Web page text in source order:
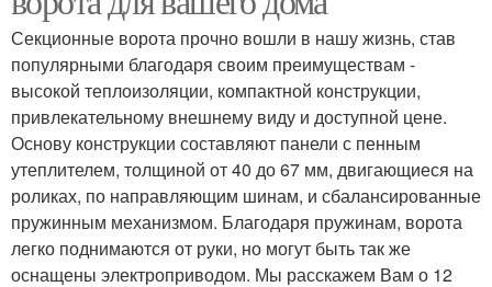
Секционные ворота прочно вошли в нашу жизнь, став
популярными благодаря своим преимуществам -
высокой теплоизоляции, компактной конструкции,
привлекательному внешнему виду и доступной цене.
Основу конструкции составляют панели с пенным
утеплителем, толщиной от 40 до 67 мм, двигающиеся на
роликах, по направляющим шинам, и сбалансированные
пружинным механизмом. Благодаря пружинам, ворота
легко поднимаются от руки, но могут быть так же
оснащены электроприводом. Мы расскажем Вам о 12